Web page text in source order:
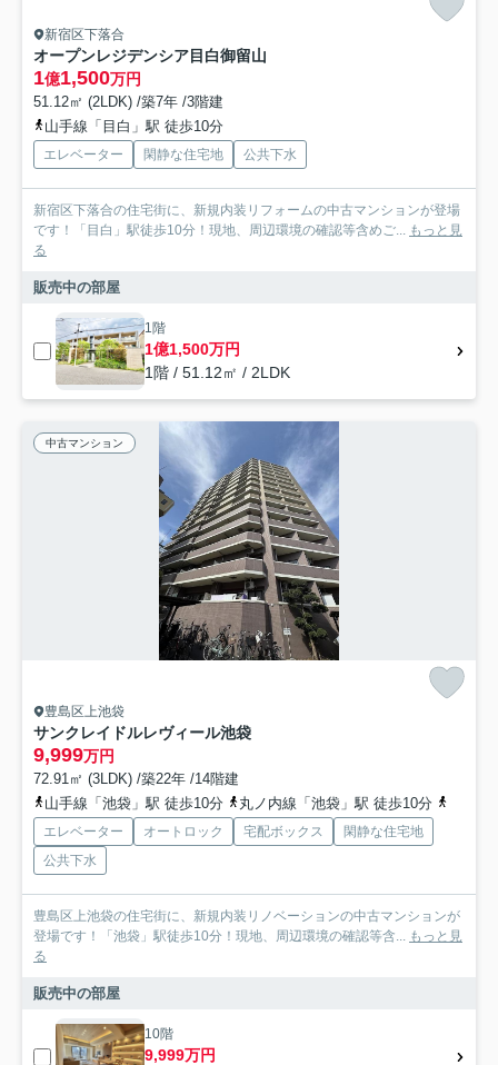
新宿区下落合
オープンレジデンシア目白御留山
1億1,500万円
51.12㎡ (2LDK) /築7年 /3階建
山手線「目白」駅 徒歩10分
エレベーター 閑静な住宅地 公共下水
新宿区下落合の住宅街に、新規内装リフォームの中古マンションが登場
です！「目白」駅徒歩10分！現地、周辺環境の確認等含めご... もっと見
る
販売中の部屋
1階
1億1,500万円
1階 / 51.12㎡ / 2LDK
中古マンション
豊島区上池袋
サンクレイドルレヴィール池袋
9,999万円
72.91㎡ (3LDK) /築22年 /14階建
山手線「池袋」駅 徒歩10分
丸ノ内線「池袋」駅 徒歩10分
エレベーター オートロック 宅配ボックス
閑静な住宅地
公共下水
豊島区上池袋の住宅街に、新規内装リノベーションの中古マンションが
登場です！「池袋」駅徒歩10分！現地、周辺環境の確認等含... もっと見
る
販売中の部屋
10階
9,999万円